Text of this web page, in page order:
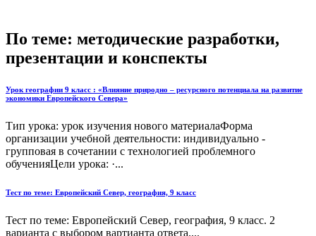
По теме: методические разработки,
презентации и конспекты
Урок географии 9 класс : «Влияние природно – ресурсного потенциала на развитие
экономики Европейского Севера»
Тип урока: урок изучения нового материалаФорма
организации учебной деятельности: индивидуально -
групповая в сочетании с технологией проблемного
обученияЦели урока: ·...
Тест по теме: Европейский Север, география, 9 класс
Тест по теме: Европейский Север, география, 9 класс. 2
варианта с выбором вартианта ответа....